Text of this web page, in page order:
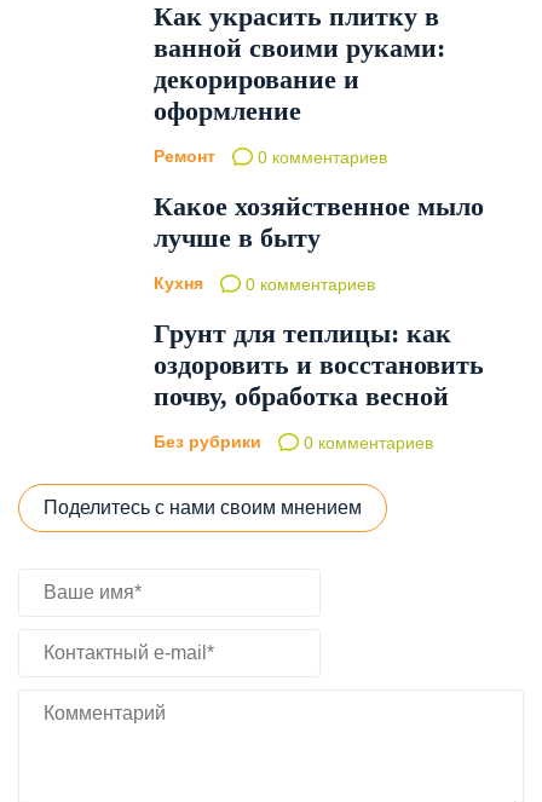
Как украсить плитку в
ванной своими руками:
декорирование и
оформление
Ремонт 0 комментариев
Какое хозяйственное мыло
лучше в быту
Кухня 0 комментариев
Грунт для теплицы: как
оздоровить и восстановить
почву, обработка весной
Без рубрики 0 комментариев
Поделитесь с нами своим мнением